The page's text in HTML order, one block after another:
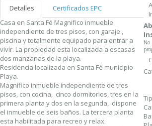
Detalles
Certificados EPC
Casa en Santa Fé Magnifico inmueble
independiente de tres pisos, con garaje ,
piscina y totalmente equipado para entrar a
vivir. La propiedad esta localizada a escasas
dos manzanas de la playa.
Residencia localizada en Santa Fé municipio
Playa.
Magnifico inmueble independiente de tres
pisos, con cocina, cinco dormitorios, tres en la
primera planta y dos en la segunda, dispone
el inmueble de seis baños. La tercera planta
esta habilitada para recreo y relax.
No